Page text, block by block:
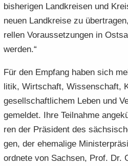
bis­he­ri­gen Land­krei­sen und
neuen Land­krei­se zu
rel­len Vor­aus­set­zun­gen in
wer­den.“
Für den Emp­fang haben sich
li­tik, Wirt­schaft, Wis­sen­schaft,
ge­sell­schaft­li­chem Leben und
ge­mel­det. Ihre Teil­nah­me
ren der Prä­si­dent des
gen, der ehe­ma­li­ge
ord­ne­te von Sach­sen, Prof. Dr.